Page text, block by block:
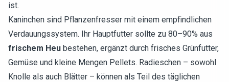
ist.
Kaninchen sind Pflanzenfresser mit einem empfindlichen
Verdauungssystem. Ihr Hauptfutter sollte zu 80–90% aus
frischem Heu bestehen, ergänzt durch frisches Grünfutter,
Gemüse und kleine Mengen Pellets. Radieschen – sowohl
Knolle als auch Blätter – können als Teil des täglichen